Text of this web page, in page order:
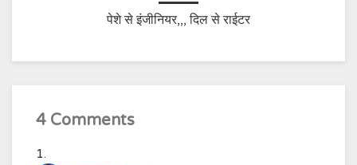
पेशे से इंजीनियर,,, दिल से राईटर
4 Comments